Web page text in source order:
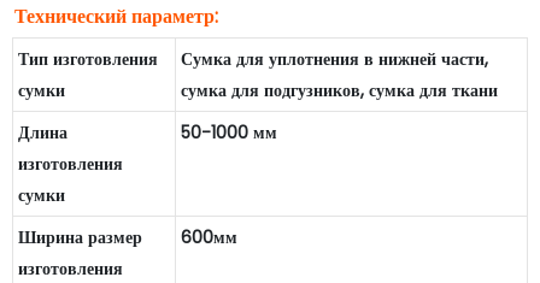
Технический параметр:
Тип изготовления
сумки
Сумка для уплотнения в нижней части,
сумка для подгузников, сумка для ткани
Длина
изготовления
сумки
50-1000 мм
Ширина размер
изготовления
600мм